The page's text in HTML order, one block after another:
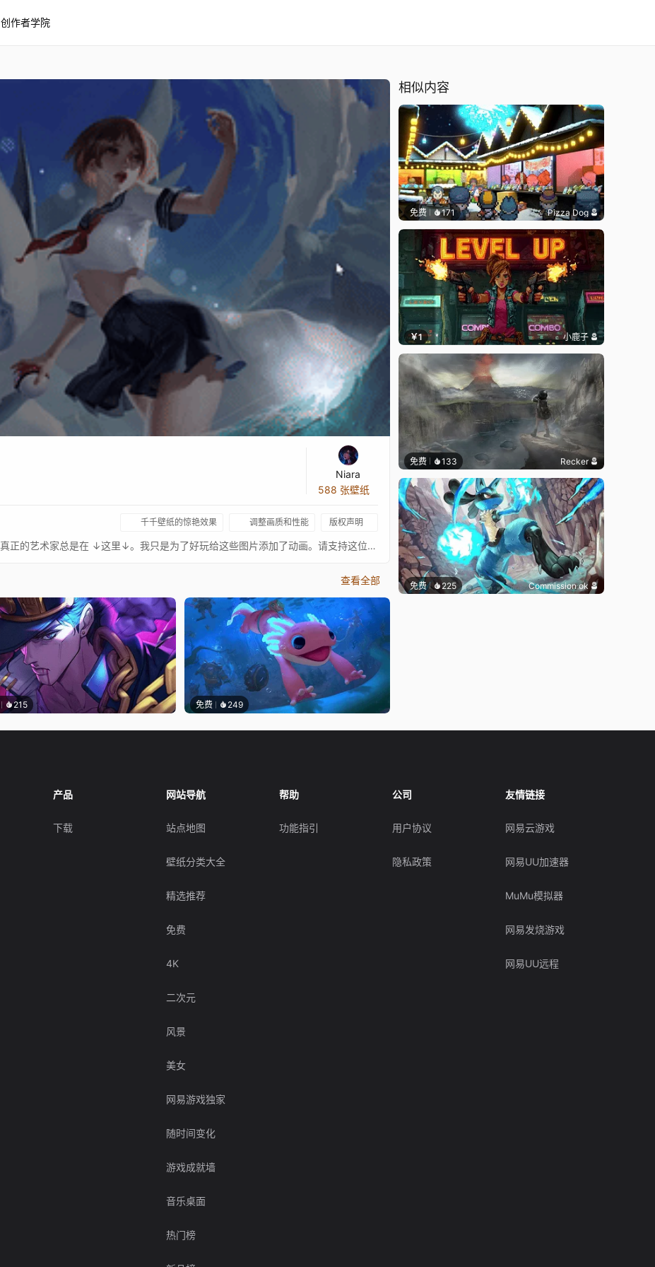
创作者学院
Niara
588 张壁纸
千千壁纸的惊艳效果 调整画质和性能 版权声明
⠀⠀⠀⠀⠀⠀⠀⠀⠀⠀⠀⠀⠀⠀⠀⠀⠀〖 这张壁纸不是我画的，真正的艺术家总是在 ↓这里↓。我只是为了好玩给这些图片添加了动画。请支持这位绝对出色的艺术家。如果有艺术家不希望这张壁纸出现在这里，请联系我，我会将其移除。〗- 原画艺术家: https://www.artstation.com/lwf- 原画来源: https://www.artstation.com/artwork/nVNno- 音乐: https://www.youtube.com/watch?v=HDjKqw8hh2I⠀⠀⠀⠀⠀⠀⠀⠀⠀⠀⠀⠀⠀⠀⠀⠀⠀
查看全部
215 免费 249
相似内容
免费 171 Pizza Dog
￥1 小鹿子
免费 133 Recker
免费 225 Commission ok
产品
下载
网站导航
站点地图
壁纸分类大全
精选推荐
免费
4K
二次元
风景
美女
网易游戏独家
随时间变化
游戏成就墙
音乐桌面
热门榜
帮助
功能指引
公司
用户协议
隐私政策
友情链接
网易云游戏
网易UU加速器
MuMu模拟器
网易发烧游戏
网易UU远程